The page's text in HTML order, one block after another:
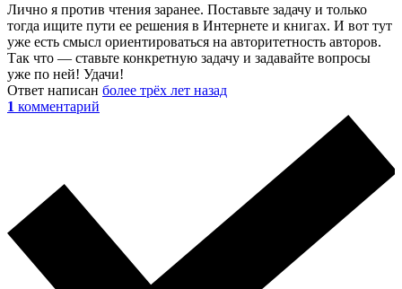
Лично я против чтения заранее. Поставьте задачу и только
тогда ищите пути ее решения в Интернете и книгах. И вот тут
уже есть смысл ориентироваться на авторитетность авторов.
Так что — ставьте конкретную задачу и задавайте вопросы
уже по ней! Удачи!
Ответ написан более трёх лет назад
1 комментарий